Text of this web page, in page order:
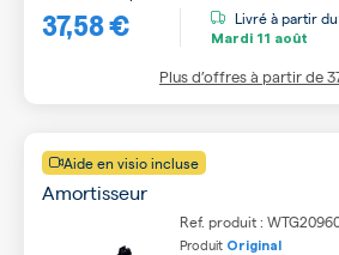
37,58 € Livré à partir du
Mardi 11 août
Plus d’offres à partir de
Aide en visio incluse
Amortisseur
Ref. produit :
Produit Original